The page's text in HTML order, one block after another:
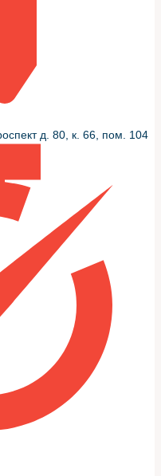
важные
и дайте
при снятии разъемов
шлангов и
при обратной сборке.
прокладки, так как
деталей часто
работе
по
чистящие
аккуратности и
выполняю в
д. 80, к. 66, пом. 104